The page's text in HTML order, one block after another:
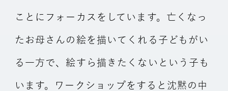
ことにフォーカスをしています。亡くなっ
たお母さんの絵を描いてくれる子どもがい
る一方で、絵すら描きたくないという子も
います。ワークショップをすると沈黙の中